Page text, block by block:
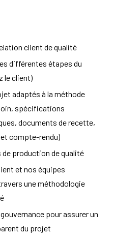
client de qualité
différentes étapes du
le client)
adaptés à la méthode
spécifications
documents de recette,
compte-rendu)
production de qualité
et nos équipes
une méthodologie
pour assurer un
du projet